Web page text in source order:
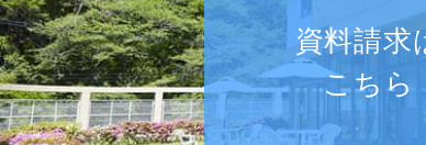
資料請求
こちら